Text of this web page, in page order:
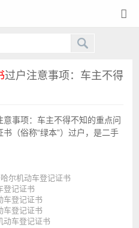
过户注意事项：车主不得
事项：车主不得不知的重点问
（俗称“绿本”）过户，是二手
尔机动车登记证书
登记证书
车登记证书
车登记证书
动车登记证书